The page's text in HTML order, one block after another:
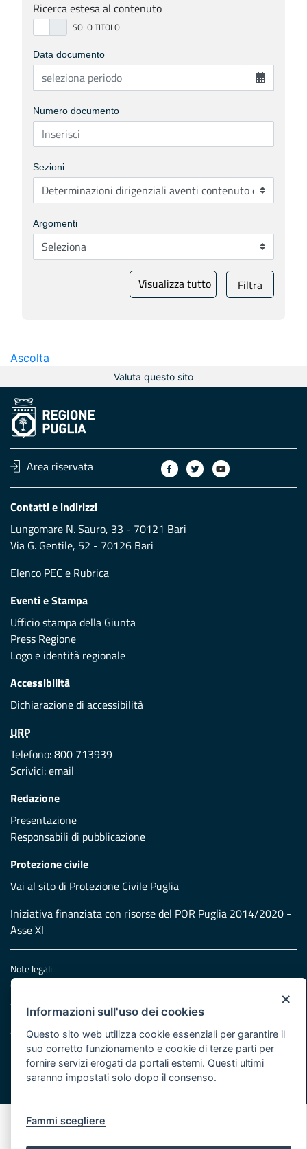
Ricerca estesa al contenuto
Data documento
Numero documento
Sezioni
Argomenti
Visualizza tutto Filtra
Ascolta
Valuta questo sito
Area riservata
Contatti e indirizzi
Lungomare N. Sauro, 33 - 70121 Bari
Via G. Gentile, 52 - 70126 Bari
Elenco PEC e Rubrica
Eventi e Stampa
Ufficio stampa della Giunta
Press Regione
Logo e identità regionale
Accessibilità
Dichiarazione di accessibilità
URP
Telefono: 800 713939
Scrivici:email
Redazione
Presentazione
Responsabili di pubblicazione
Protezione civile
Vai al sito di Protezione Civile Puglia
Iniziativa finanziata con risorse del POR Puglia 2014/2020 -
Asse XI
Note legali
Cookie e privacy
Atti di notifica
Feed RSS
Servizi Intranet
© Regione Puglia
×
Informazioni sull'uso dei cookies
Questo sito web utilizza cookie essenziali per garantire il
suo corretto funzionamento e cookie di terze parti per
fornire servizi erogati da portali esterni. Questi ultimi
saranno impostati solo dopo il consenso.
Fammi scegliere